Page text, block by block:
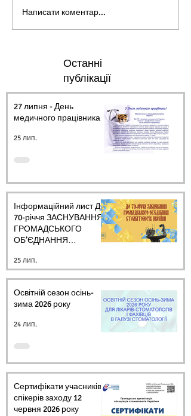
Написати коментар...
Останні
публікації
27 липня - День
медичного працівника.
25 лип.
Інформаційний лист ДО
70-річчя ЗАСНУВАННЯ
ГРОМАДСЬКОГО
ОБ’ЄДНАННЯ
УКРАЇНИ
25 лип.
Освітній сезон осінь-
зима 2026 року
24 лип.
Сертифікати учасників і
спікерів заходу 12
червня 2026 року